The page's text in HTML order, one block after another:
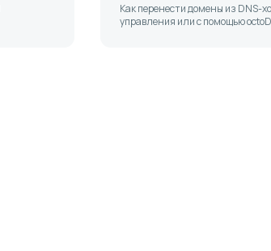
Как перенести домены из DNS-
управления или с помощью